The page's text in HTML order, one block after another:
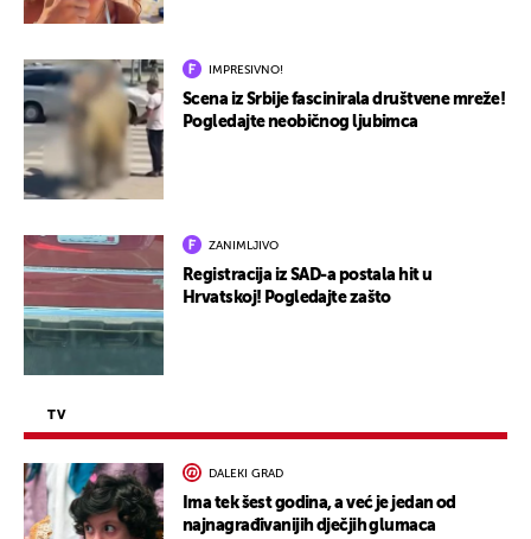
IMPRESIVNO!
Scena iz Srbije fascinirala društvene mreže!
Pogledajte neobičnog ljubimca
ZANIMLJIVO
Registracija iz SAD-a postala hit u
Hrvatskoj! Pogledajte zašto
TV
DALEKI GRAD
Ima tek šest godina, a već je jedan od
najnagrađivanijih dječjih glumaca